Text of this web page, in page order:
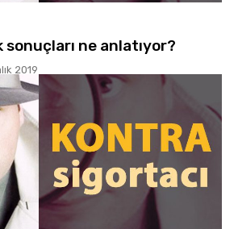
ne anlatıyor?
2019